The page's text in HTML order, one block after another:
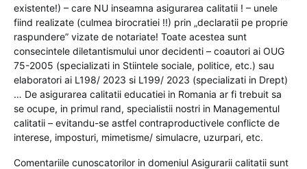
existente!) – care NU inseamna asigurarea calitatii ! – unele
fiind realizate (culmea birocratiei !!) prin „declaratii pe proprie
raspundere” vizate de notariate! Toate acestea sunt
consecintele diletantismului unor decidenti – coautori ai OUG
75-2005 (specializati in Stiintele sociale, politice, etc.) sau
elaboratori ai L198/ 2023 si L199/ 2023 (specializati in Drept)
… De asigurarea calitatii educatiei in Romania ar fi trebuit sa
se ocupe, in primul rand, specialistii nostri in Managementul
calitatii – evitandu-se astfel contraproductivele conflicte de
interese, imposturi, mimetisme/ simulacre, uzurpari, etc.
Comentariile cunoscatorilor in domeniul Asigurarii calitatii sunt